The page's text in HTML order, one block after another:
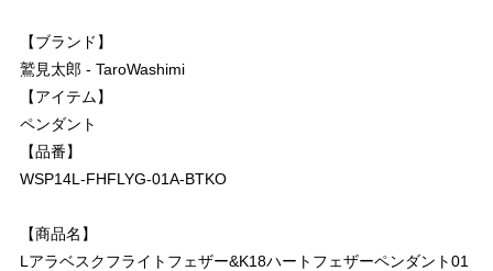
【ブランド】
鷲見太郎 - TaroWashimi
【アイテム】
ペンダント
【品番】
WSP14L-FHFLYG-01A-BTKO
【商品名】
Lアラベスクフライトフェザー&K18ハートフェザーペンダント01